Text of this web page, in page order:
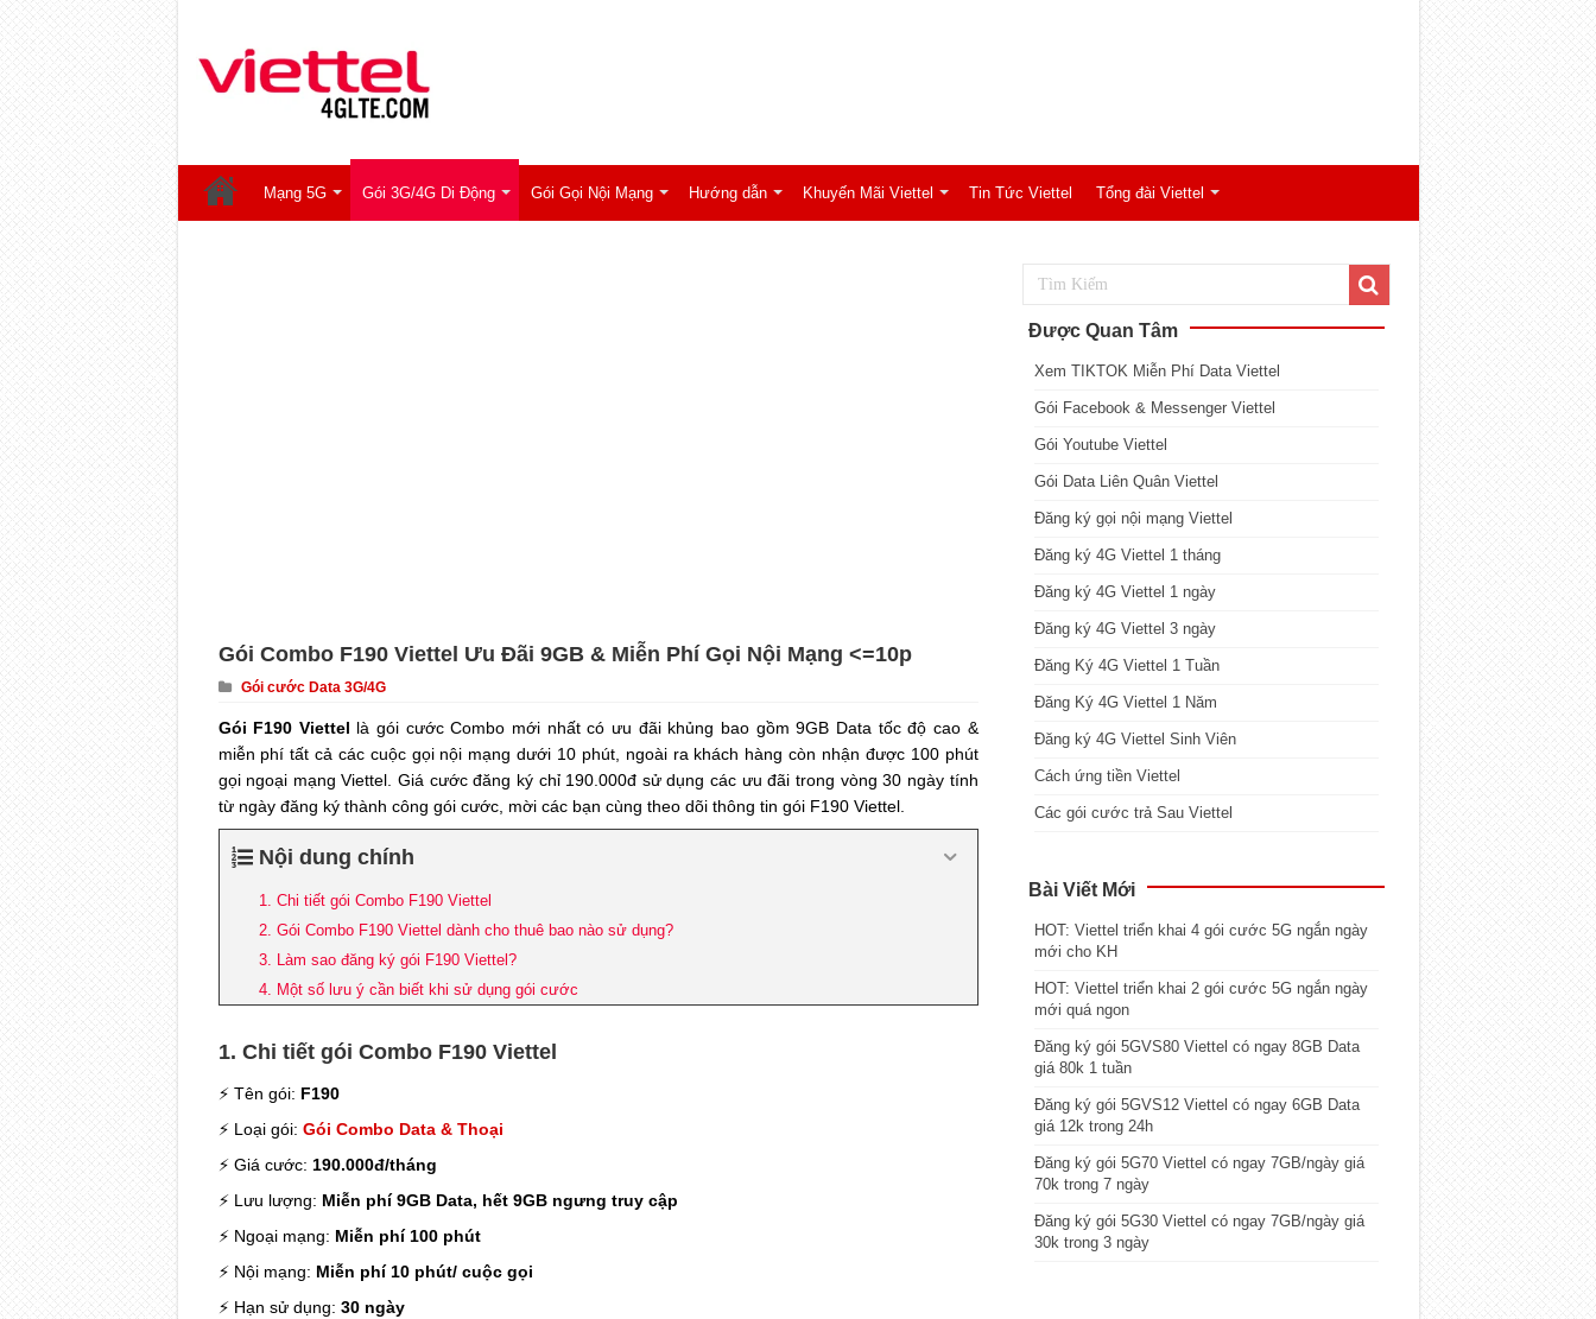
Mạng 5G Gói 3G/4G Di Động Gói Gọi Nội Mạng Hướng dẫn Khuyến Mãi Viettel Tin Tức Viettel Tổng đài Viettel
Gói Combo F190 Viettel Ưu Đãi 9GB & Miễn Phí Gọi Nội Mạng <=10p
Gói cước Data 3G/4G
Gói F190 Viettel là gói cước Combo mới nhất có ưu đãi khủng bao gồm 9GB Data tốc độ cao &
miễn phí tất cả các cuộc gọi nội mạng dưới 10 phút, ngoài ra khách hàng còn nhận được 100 phút
gọi ngoại mạng Viettel. Giá cước đăng ký chỉ 190.000đ sử dụng các ưu đãi trong vòng 30 ngày tính
từ ngày đăng ký thành công gói cước, mời các bạn cùng theo dõi thông tin gói F190 Viettel.
Nội dung chính
1. Chi tiết gói Combo F190 Viettel
2. Gói Combo F190 Viettel dành cho thuê bao nào sử dụng?
3. Làm sao đăng ký gói F190 Viettel?
4. Một số lưu ý cần biết khi sử dụng gói cước
1. Chi tiết gói Combo F190 Viettel
⚡ Tên gói: F190
⚡ Loại gói: Gói Combo Data & Thoại
⚡ Giá cước: 190.000đ/tháng
⚡ Lưu lượng: Miễn phí 9GB Data, hết 9GB ngưng truy cập
⚡ Ngoại mạng: Miễn phí 100 phút
⚡ Nội mạng: Miễn phí 10 phút/ cuộc gọi
⚡ Hạn sử dụng: 30 ngày
Được Quan Tâm
Xem TIKTOK Miễn Phí Data Viettel
Gói Facebook & Messenger Viettel
Gói Youtube Viettel
Gói Data Liên Quân Viettel
Đăng ký gọi nội mạng Viettel
Đăng ký 4G Viettel 1 tháng
Đăng ký 4G Viettel 1 ngày
Đăng ký 4G Viettel 3 ngày
Đăng Ký 4G Viettel 1 Tuần
Đăng Ký 4G Viettel 1 Năm
Đăng ký 4G Viettel Sinh Viên
Cách ứng tiền Viettel
Các gói cước trả Sau Viettel
Bài Viết Mới
HOT: Viettel triển khai 4 gói cước 5G ngắn ngày
mới cho KH
HOT: Viettel triển khai 2 gói cước 5G ngắn ngày
mới quá ngon
Đăng ký gói 5GVS80 Viettel có ngay 8GB Data
giá 80k 1 tuần
Đăng ký gói 5GVS12 Viettel có ngay 6GB Data
giá 12k trong 24h
Đăng ký gói 5G70 Viettel có ngay 7GB/ngày giá
70k trong 7 ngày
Đăng ký gói 5G30 Viettel có ngay 7GB/ngày giá
30k trong 3 ngày